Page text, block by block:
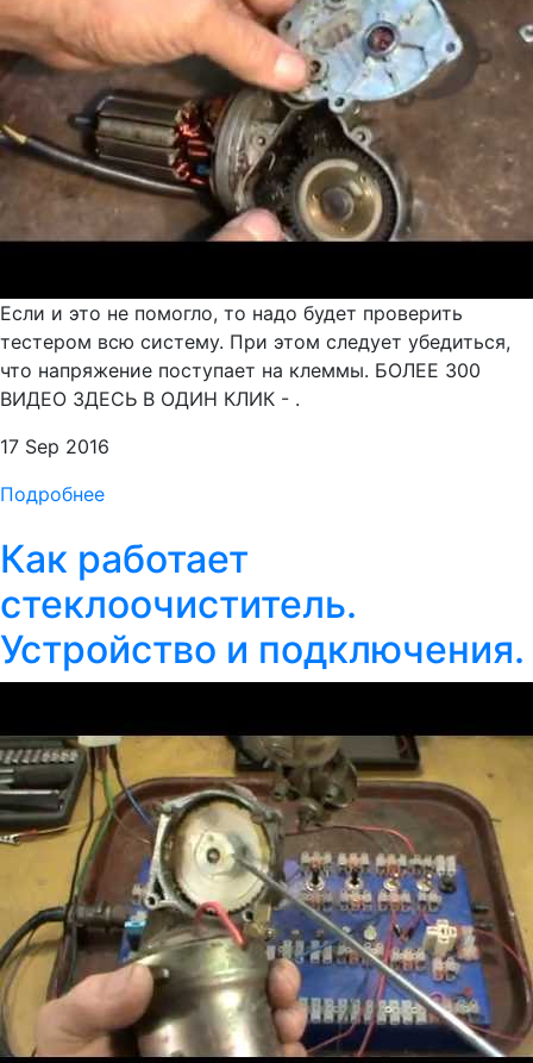
Если и это не помогло, то надо будет проверить
тестером всю систему. При этом следует убедиться,
что напряжение поступает на клеммы. БОЛЕЕ 300
ВИДЕО ЗДЕСЬ В ОДИН КЛИК - .
17 Sep 2016
Подробнее
Как работает
стеклоочиститель.
Устройство и подключения.